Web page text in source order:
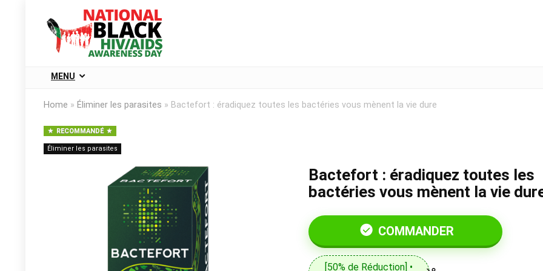
MENU
Home » Éliminer les parasites » Bactefort : éradiquez toutes les bactéries vous mènent la vie dure
RECOMMANDÉ
Éliminer les parasites
Bactefort : éradiquez toutes les
bactéries vous mènent la vie
COMMANDER
[50% de Réduction] •